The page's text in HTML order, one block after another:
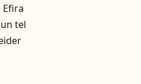
Efira
tel